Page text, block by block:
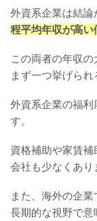
外資系企業は結論
程平均年収が高い
この両者の年収の
まず一つ挙げられ
外資系企業の福利
す。
資格補助や家賃
会社も少なくあり
また、海外の企業
長期的な視野で意